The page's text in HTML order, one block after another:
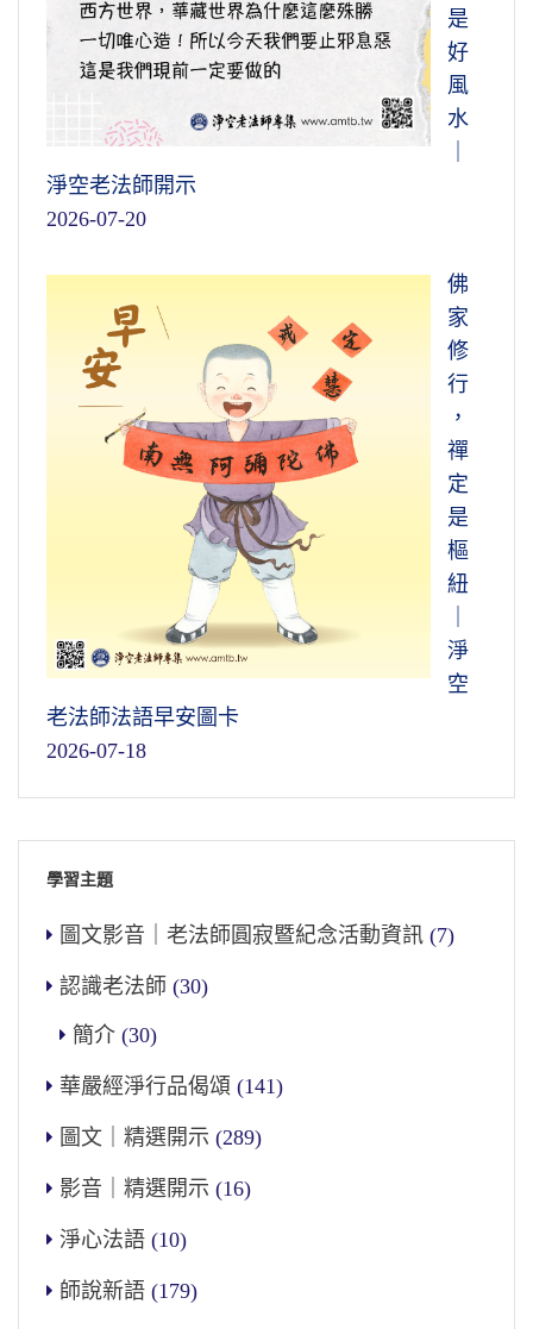
是
好
風
水
淨空老法師開示
2026-07-20
佛
家
修
行
，
禪
定
是
樞
紐
淨
空
老法師法語早安圖卡
2026-07-18
學習主題
圖文影音｜老法師圓寂暨紀念活動資訊 (7)
認識老法師 (30)
簡介 (30)
華嚴經淨行品偈頌 (141)
圖文｜精選開示 (289)
影音｜精選開示 (16)
淨心法語 (10)
師說新語 (179)